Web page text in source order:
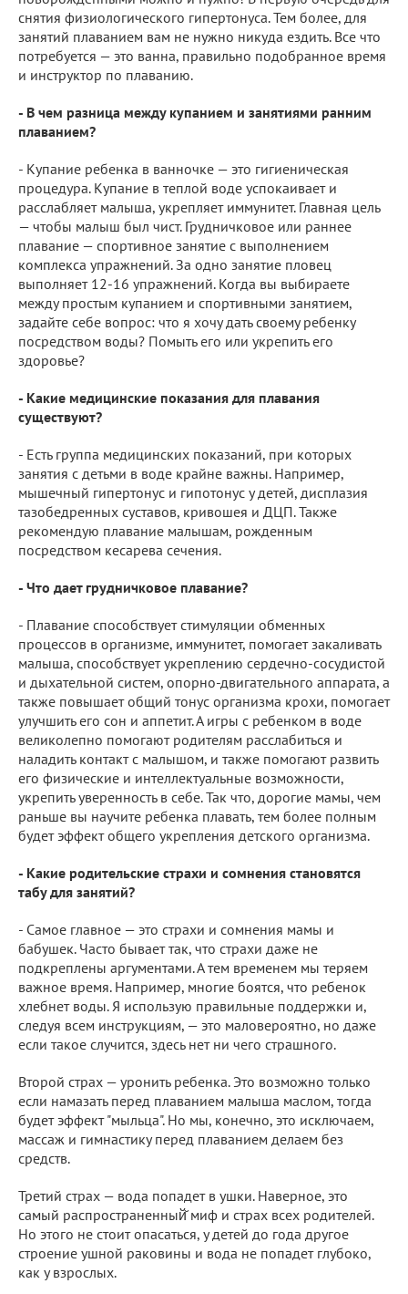
снятия физиологического гипертонуса. Тем более, для
занятий плаванием вам не нужно никуда ездить. Все что
потребуется — это ванна, правильно подобранное время
и инструктор по плаванию.
- В чем разница между купанием и занятиями ранним
плаванием?
- Купание ребенка в ванночке — это гигиеническая
процедура. Купание в теплой воде успокаивает и
расслабляет малыша, укрепляет иммунитет. Главная цель
— чтобы малыш был чист. Грудничковое или раннее
плавание — спортивное занятие с выполнением
комплекса упражнений. За одно занятие пловец
выполняет 12-16 упражнений. Когда вы выбираете
между простым купанием и спортивными занятием,
задайте себе вопрос: что я хочу дать своему ребенку
посредством воды? Помыть его или укрепить его
здоровье?
- Какие медицинские показания для плавания
существуют?
- Есть группа медицинских показаний, при которых
занятия с детьми в воде крайне важны. Например,
мышечный гипертонус и гипотонус у детей, дисплазия
тазобедренных суставов, кривошея и ДЦП. Также
рекомендую плавание малышам, рожденным
посредством кесарева сечения.
- Что дает грудничковое плавание?
- Плавание способствует стимуляции обменных
процессов в организме, иммунитет, помогает закаливать
малыша, способствует укреплению сердечно-сосудистой
и дыхательной систем, опорно-двигательного аппарата, а
также повышает общий тонус организма крохи, помогает
улучшить его сон и аппетит. А игры с ребенком в воде
великолепно помогают родителям расслабиться и
наладить контакт с малышом, и также помогают развить
его физические и интеллектуальные возможности,
укрепить уверенность в себе. Так что, дорогие мамы, чем
раньше вы научите ребенка плавать, тем более полным
будет эффект общего укрепления детского организма.
- Какие родительские страхи и сомнения становятся
табу для занятий?
- Самое главное — это страхи и сомнения мамы и
бабушек. Часто бывает так, что страхи даже не
подкреплены аргументами. А тем временем мы теряем
важное время. Например, многие боятся, что ребенок
хлебнет воды. Я использую правильные поддержки и,
следуя всем инструкциям, — это маловероятно, но даже
если такое случится, здесь нет ни чего страшного.
Второй страх — уронить ребенка. Это возможно только
если намазать перед плаванием малыша маслом, тогда
будет эффект "мыльца". Но мы, конечно, это исключаем,
массаж и гимнастику перед плаванием делаем без
средств.
Третий страх — вода попадет в ушки. Наверное, это
самый распространенный̆ миф и страх всех родителей.
Но этого не стоит опасаться, у детей до года другое
строение ушной раковины и вода не попадет глубоко,
как у взрослых.